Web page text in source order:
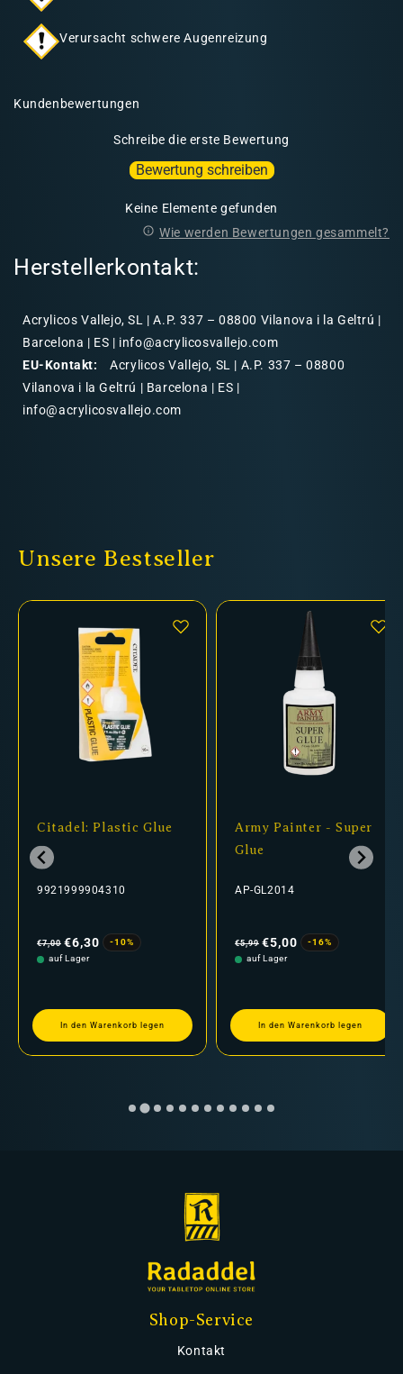
Verursacht schwere Augenreizung
Kundenbewertungen
Schreibe die erste Bewertung
Bewertung schreiben
Keine Elemente gefunden
Wie werden Bewertungen gesammelt?
Herstellerkontakt:
Acrylicos Vallejo, SL | A.P. 337 – 08800 Vilanova i la Geltrú |
Barcelona | ES | info@acrylicosvallejo.com
EU-Kontakt:
Acrylicos Vallejo, SL | A.P. 337 – 08800
Vilanova i la Geltrú | Barcelona | ES |
info@acrylicosvallejo.com
Unsere Bestseller
Citadel: Plastic Glue
9921999904310
Preis
€7,00 €6,30
-10%
auf Lager
In den Warenkorb legen
Army Painter - Super
Glue
AP-GL2014
Preis
€5,99 €5,00
-16%
auf Lager
In den Warenkorb legen
Shop-Service
Kontakt